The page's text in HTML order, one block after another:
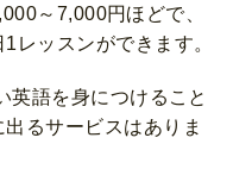
～7,000円ほどで、
レッスンができます。
英語を身につけること
るサービスはありま